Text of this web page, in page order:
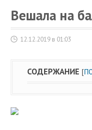
Вешала на
12.12.2019 в 01:03
СОДЕРЖАНИЕ [